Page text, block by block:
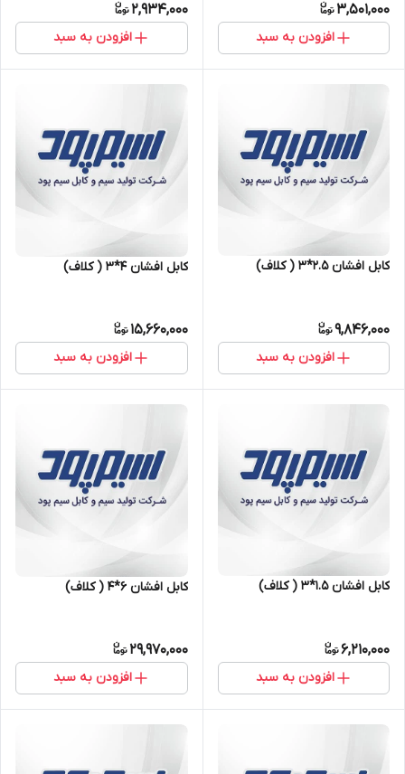
3,501,000
افزودن به سبد
2,934,000
افزودن به سبد
کابل افشان ۲.۵*۳ ( کلاف)
9,846,000
افزودن به سبد
کابل افشان ۴*۳ ( کلاف)
15,660,000
افزودن به سبد
کابل افشان ۱.۵*۳ ( کلاف)
6,210,000
افزودن به سبد
کابل افشان ۶*۴ ( کلاف)
29,970,000
افزودن به سبد